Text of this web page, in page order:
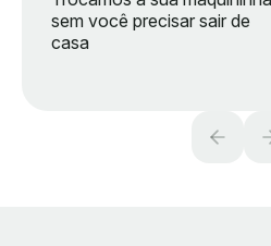
sem você precisar sair de
casa